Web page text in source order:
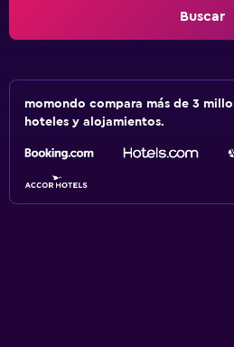
Buscar
momondo compara más de 3
hoteles y alojamientos.